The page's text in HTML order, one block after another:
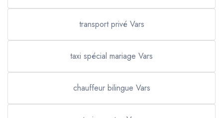
transport privé Vars
taxi spécial mariage Vars
chauffeur bilingue Vars